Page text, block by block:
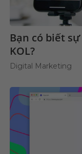
Bạn có biết
KOL?
Digital Marketing